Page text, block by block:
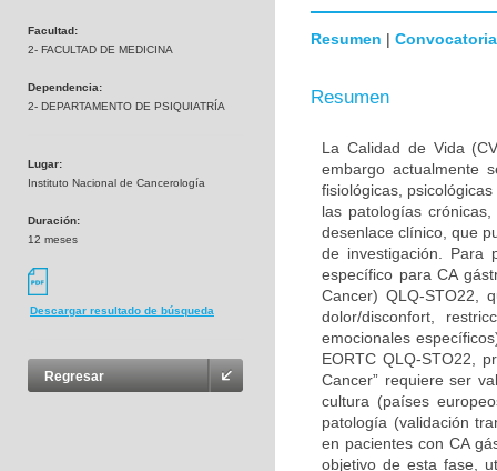
Facultad:
2- FACULTAD DE MEDICINA
Dependencia:
2- DEPARTAMENTO DE PSIQUIATRÍA
Lugar:
Instituto Nacional de Cancerología
Duración:
12 meses
Descargar resultado de búsqueda
Regresar
Resumen | Convocatoria
Resumen
La Calidad de Vida
embargo actualmente
fisiológicas,
las patologías
desenlace clínico, que
de investigación. Para
específico para CA
Cancer) QLQ-STO22,
dolor/disconfort,
emocionales
EORTC QLQ-STO22,
Cancer” requiere ser
cultura (países
patología (validación
en pacientes con CA
objetivo de esta fase,